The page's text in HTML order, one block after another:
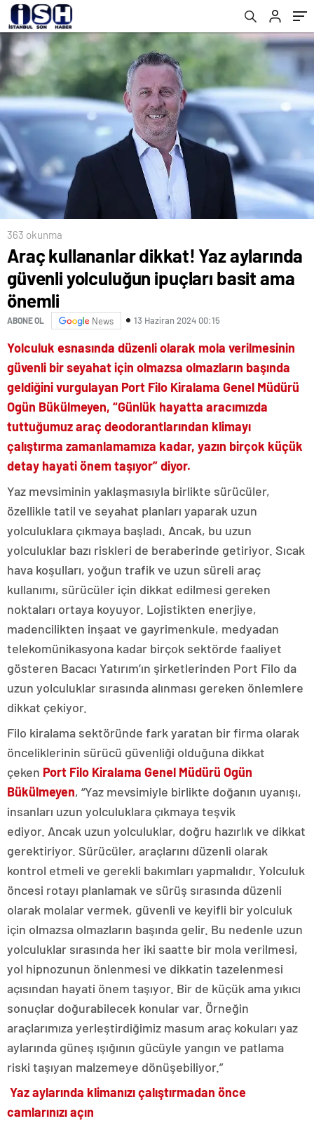
363 okunma
Araç kullananlar dikkat! Yaz aylarında
güvenli yolculuğun ipuçları basit ama
önemli
ABONE OL News 13 Haziran 2024 00:15
Yolculuk esnasında düzenli olarak mola verilmesinin
güvenli bir seyahat için olmazsa olmazların başında
geldiğini vurgulayan Port Filo Kiralama Genel Müdürü
Ogün Bükülmeyen, “Günlük hayatta aracımızda
tuttuğumuz araç deodorantlarından klimayı
çalıştırma zamanlamamıza kadar, yazın birçok küçük
detay hayati önem taşıyor” diyor.
Yaz mevsiminin yaklaşmasıyla birlikte sürücüler,
özellikle tatil ve seyahat planları yaparak uzun
yolculuklara çıkmaya başladı. Ancak, bu uzun
yolculuklar bazı riskleri de beraberinde getiriyor. Sıcak
hava koşulları, yoğun trafik ve uzun süreli araç
kullanımı, sürücüler için dikkat edilmesi gereken
noktaları ortaya koyuyor. Lojistikten enerjiye,
madencilikten inşaat ve gayrimenkule, medyadan
telekomünikasyona kadar birçok sektörde faaliyet
gösteren Bacacı Yatırım’ın şirketlerinden Port Filo da
uzun yolculuklar sırasında alınması gereken önlemlere
dikkat çekiyor.
Filo kiralama sektöründe fark yaratan bir firma olarak
önceliklerinin sürücü güvenliği olduğuna dikkat
çeken Port Filo Kiralama Genel Müdürü Ogün
Bükülmeyen, “Yaz mevsimiyle birlikte doğanın uyanışı,
insanları uzun yolculuklara çıkmaya teşvik
ediyor. Ancak uzun yolculuklar, doğru hazırlık ve dikkat
gerektiriyor. Sürücüler, araçlarını düzenli olarak
kontrol etmeli ve gerekli bakımları yapmalıdır. Yolculuk
öncesi rotayı planlamak ve sürüş sırasında düzenli
olarak molalar vermek, güvenli ve keyifli bir yolculuk
için olmazsa olmazların başında gelir. Bu nedenle uzun
yolculuklar sırasında her iki saatte bir mola verilmesi,
yol hipnozunun önlenmesi ve dikkatin tazelenmesi
açısından hayati önem taşıyor. Bir de küçük ama yıkıcı
sonuçlar doğurabilecek konular var. Örneğin
araçlarımıza yerleştirdiğimiz masum araç kokuları yaz
aylarında güneş ışığının gücüyle yangın ve patlama
riski taşıyan malzemeye dönüşebiliyor.”
Yaz aylarında klimanızı çalıştırmadan önce
camlarınızı açın